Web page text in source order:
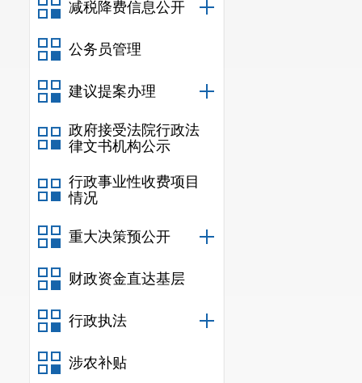
减税降费信息公开
公务员管理
建议提案办理
政府接受法院行政法
律文书机构公示
行政事业性收费项目
情况
重大决策预公开
财政资金直达基层
行政执法
涉农补贴